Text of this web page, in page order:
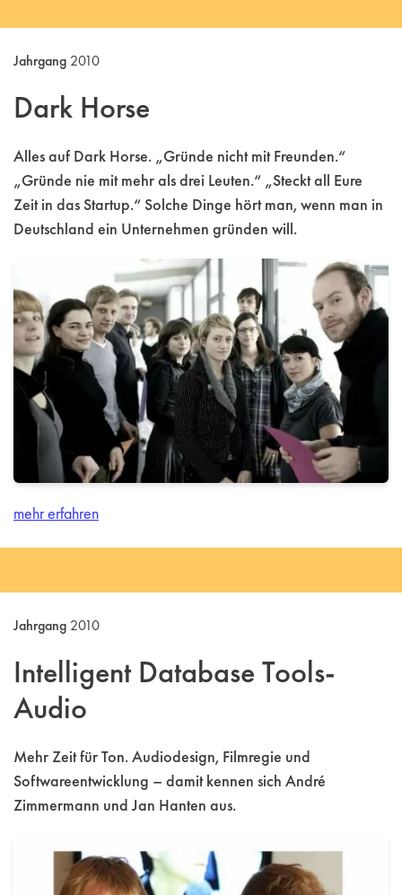
Jahrgang 2010
Dark Horse
Alles auf Dark Horse. „Gründe nicht mit Freunden.“
„Gründe nie mit mehr als drei Leuten.“ „Steckt all Eure
Zeit in das Startup.“ Solche Dinge hört man, wenn man in
Deutschland ein Unternehmen gründen will.
mehr erfahren
Jahrgang 2010
Intelligent Database Tools-
Audio
Mehr Zeit für Ton. Audiodesign, Filmregie und
Softwareentwicklung – damit kennen sich André
Zimmermann und Jan Hanten aus.